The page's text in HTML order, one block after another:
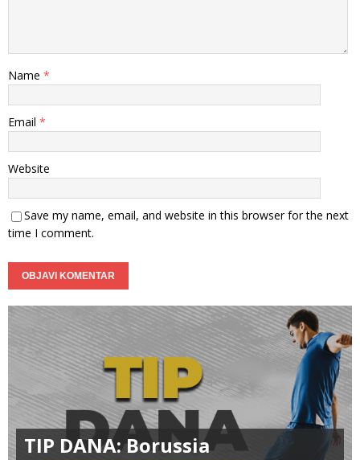
Name *
Email *
Website
Save my name, email, and website in this browser for the next
time I comment.
TIP DANA: Borussia